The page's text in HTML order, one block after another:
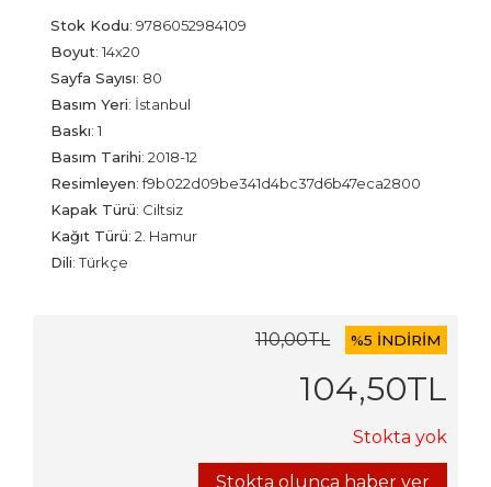
Stok Kodu: 9786052984109
Boyut: 14x20
Sayfa Sayısı: 80
Basım Yeri: İstanbul
Baskı: 1
Basım Tarihi: 2018-12
Resimleyen:f9b022d09be341d4bc37d6b47eca2800
Kapak Türü: Ciltsiz
Kağıt Türü: 2. Hamur
Dili:Türkçe
110,00TL %5 İNDİRİM
104,50TL
Stokta yok
Stokta olunca haber ver